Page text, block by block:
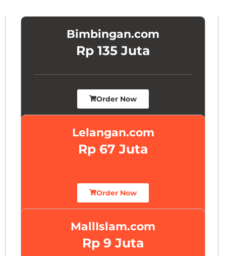
Bimbingan.com
Rp 135 Juta
Order Now
Lelangan.com
Rp 67 Juta
Order Now
MallIslam.com
Rp 9 Juta